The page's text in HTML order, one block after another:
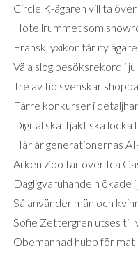
Circle K-ägaren vill ta
Hotellrummet som
Fransk lyxikon får ny ägare
Väla slog besöksrekord i
Tre av tio svenskar
Färre konkurser i
Digital skattjakt ska locka
Här är generationernas
Arken Zoo tar över Ica
Dagligvaruhandeln ökade i
Så använder män och
Sofie Zettergren utses till
Obemannad hubb för mat